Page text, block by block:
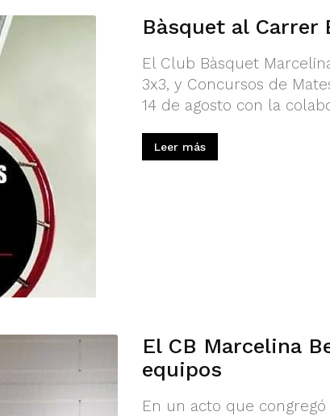
Bàsquet al Carrer
El Club Bàsquet
3x3, y Concursos de
14 de agosto con la
Leer más
El CB Marcelina
equipos
En un acto que